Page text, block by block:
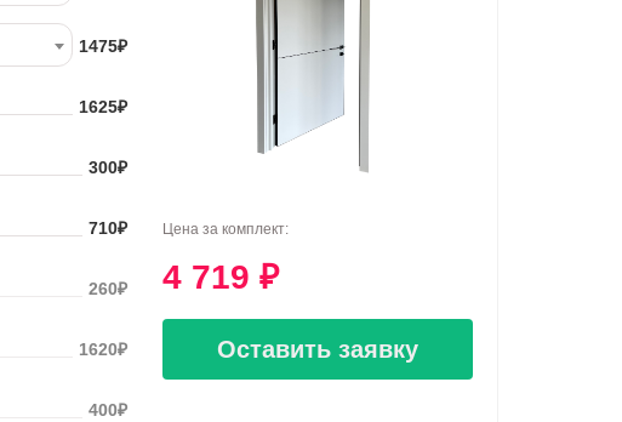
1475₽
1625₽
300₽
710₽
260₽
1620₽
400₽
Цена за комплект:
4 719 ₽
Оставить заявку